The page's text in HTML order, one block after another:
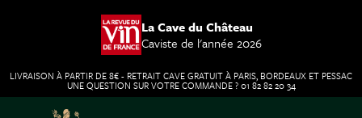
La Cave du Château
Caviste de l'année 2026
LIVRAISON À PARTIR DE 8€ - RETRAIT CAVE GRATUIT À PARIS, BORDEAUX ET PESSAC
UNE QUESTION SUR VOTRE COMMANDE ? 01 82 82 20 34
Aller au contenu